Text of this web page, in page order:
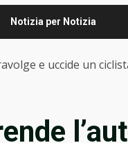
Notizia per Notizia
e uccide un